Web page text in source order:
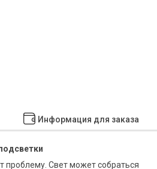
Информация для заказа
проблему. Свет может собраться